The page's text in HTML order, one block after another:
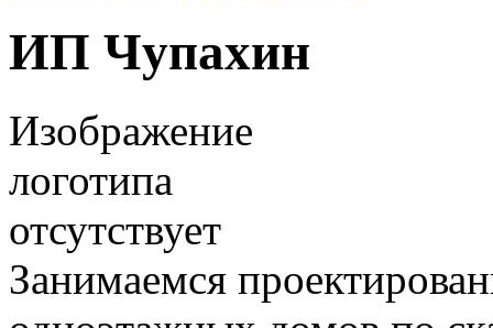
ИП Чупахин
Изображение
логотипа
отсутствует
Занимаемся